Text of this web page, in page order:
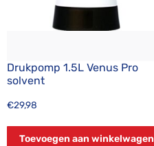
Drukpomp 1.5L Venus Pro
solvent
€29,98
Toevoegen aan winkelwagen